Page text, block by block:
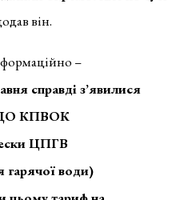
він.
–
справді з’явилися
ЦО КПВОК
ЦПГВ
гарячої води)